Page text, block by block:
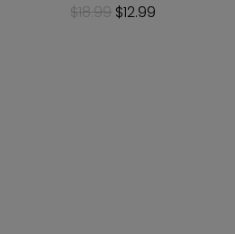
$18.99 Original
price
$12.99